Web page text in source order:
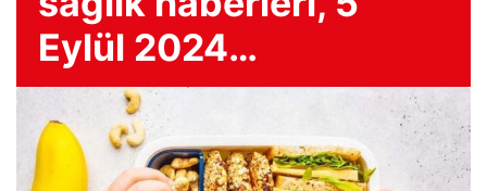
Eylül 2024…